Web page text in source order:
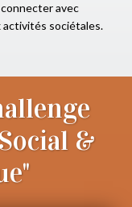
connecter avec
activités sociétales.
&